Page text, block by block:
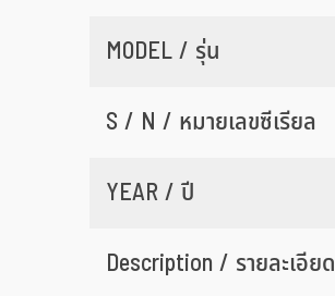
MODEL / รุ่น
S / N / หมายเลขซีเรียล
YEAR / ปี
Description / รายละเอียด